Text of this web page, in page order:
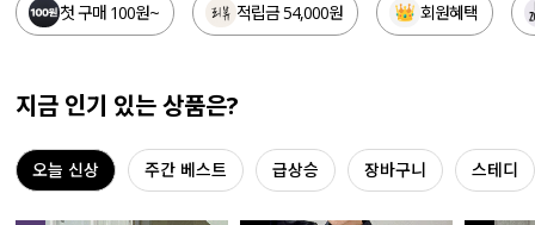
티셔츠
원피스
언더웨어
첫 구매 100원~ 적립금 54,000원 회원혜택
지금 인기 있는 상품은?
오늘 신상 주간 베스트 급상승 장바구니 스테디